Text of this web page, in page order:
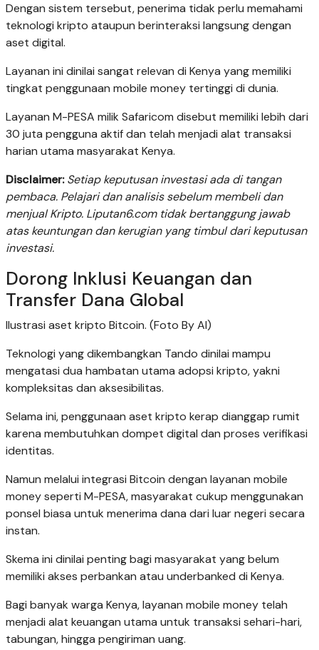
Dengan sistem tersebut, penerima tidak perlu memahami
teknologi kripto ataupun berinteraksi langsung dengan
aset digital.
Layanan ini dinilai sangat relevan di Kenya yang memiliki
tingkat penggunaan mobile money tertinggi di dunia.
Layanan M-PESA milik Safaricom disebut memiliki lebih dari
30 juta pengguna aktif dan telah menjadi alat transaksi
harian utama masyarakat Kenya.
Disclaimer: Setiap keputusan investasi ada di tangan
pembaca. Pelajari dan analisis sebelum membeli dan
menjual Kripto. Liputan6.com tidak bertanggung jawab
atas keuntungan dan kerugian yang timbul dari keputusan
investasi.
Dorong Inklusi Keuangan dan
Transfer Dana Global
Ilustrasi aset kripto Bitcoin. (Foto By AI)
Teknologi yang dikembangkan Tando dinilai mampu
mengatasi dua hambatan utama adopsi kripto, yakni
kompleksitas dan aksesibilitas.
Selama ini, penggunaan aset kripto kerap dianggap rumit
karena membutuhkan dompet digital dan proses verifikasi
identitas.
Namun melalui integrasi Bitcoin dengan layanan mobile
money seperti M-PESA, masyarakat cukup menggunakan
ponsel biasa untuk menerima dana dari luar negeri secara
instan.
Skema ini dinilai penting bagi masyarakat yang belum
memiliki akses perbankan atau underbanked di Kenya.
Bagi banyak warga Kenya, layanan mobile money telah
menjadi alat keuangan utama untuk transaksi sehari-hari,
tabungan, hingga pengiriman uang.